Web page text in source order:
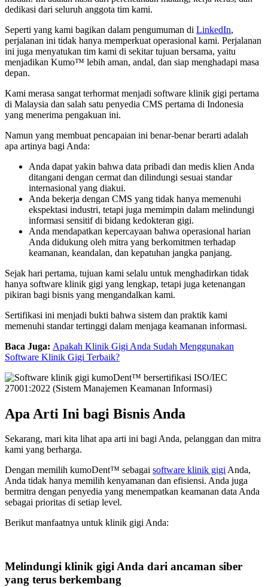
dedikasi dari seluruh anggota tim kami.
Seperti yang kami bagikan dalam pengumuman di LinkedIn,
perjalanan ini tidak hanya memperkuat operasional kami. Perjalanan
ini juga menyatukan tim kami di sekitar tujuan bersama, yaitu
menjadikan Kumo™ lebih aman, andal, dan siap menghadapi masa
depan.
Kami merasa sangat terhormat menjadi software klinik gigi pertama
di Malaysia dan salah satu penyedia CMS pertama di Indonesia
yang menerima pengakuan ini.
Namun yang membuat pencapaian ini benar-benar berarti adalah
apa artinya bagi Anda:
Anda dapat yakin bahwa data pribadi dan medis klien Anda
ditangani dengan cermat dan dilindungi sesuai standar
internasional yang diakui.
Anda bekerja dengan CMS yang tidak hanya memenuhi
ekspektasi industri, tetapi juga memimpin dalam melindungi
informasi sensitif di bidang kedokteran gigi.
Anda mendapatkan kepercayaan bahwa operasional harian
Anda didukung oleh mitra yang berkomitmen terhadap
keamanan, keandalan, dan kepatuhan jangka panjang.
Sejak hari pertama, tujuan kami selalu untuk menghadirkan tidak
hanya software klinik gigi yang lengkap, tetapi juga ketenangan
pikiran bagi bisnis yang mengandalkan kami.
Sertifikasi ini menjadi bukti bahwa sistem dan praktik kami
memenuhi standar tertinggi dalam menjaga keamanan informasi.
Baca Juga: Apakah Klinik Gigi Anda Sudah Menggunakan
Software Klinik Gigi Terbaik?
Apa Arti Ini bagi Bisnis Anda
Sekarang, mari kita lihat apa arti ini bagi Anda, pelanggan dan mitra
kami yang berharga.
Dengan memilih kumoDent™ sebagai software klinik gigiAnda,
Anda tidak hanya memilih kenyamanan dan efisiensi. Anda juga
bermitra dengan penyedia yang menempatkan keamanan data Anda
sebagai prioritas di setiap level.
Berikut manfaatnya untuk klinik gigi Anda:
Melindungi klinik gigi Anda dari ancaman siber
yang terus berkembang